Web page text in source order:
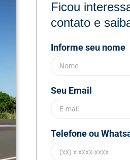
Ficou
contato e
Informe seu nome
Seu Email
Telefone ou